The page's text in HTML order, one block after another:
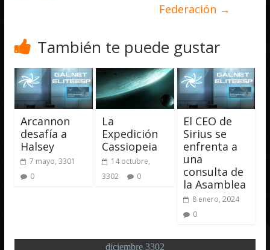
Federación →
También te puede gustar
Arcannon
desafía a
Halsey
7 mayo, 3301
0
La
Expedición
Cassiopeia
14 octubre,
3302
0
El CEO de
Sirius se
enfrenta a
una
consulta de
la Asamblea
8 enero, 2024
0
diciembre 3302